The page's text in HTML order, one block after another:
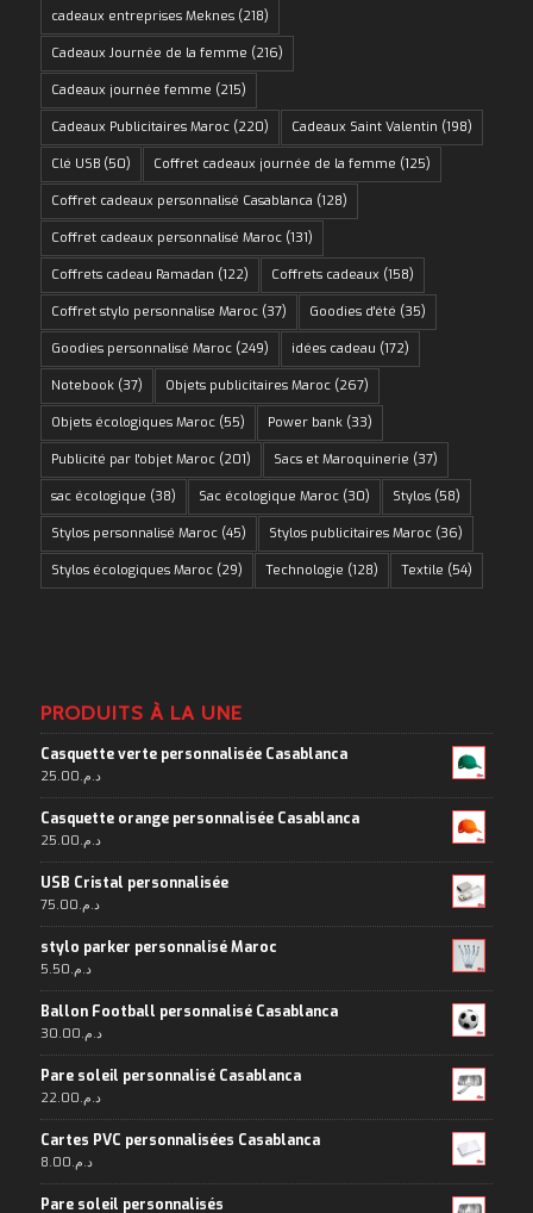
cadeaux entreprises Meknes(218)
Cadeaux Journée de la femme (216)
Cadeaux journée femme (215)
Cadeaux Publicitaires Maroc(220) Cadeaux Saint Valentin (198)
Clé USB(50) Coffret cadeaux journée de la femme (125)
Coffret cadeaux personnalisé Casablanca (128)
Coffret cadeaux personnalisé Maroc(131)
Coffrets cadeau Ramadan (122) Coffrets cadeaux (158)
Coffret stylo personnalise Maroc(37) Goodies d'été (35)
Goodies personnalisé Maroc(249) idées cadeau (172)
Notebook(37) Objets publicitaires Maroc(267)
Objets écologiques Maroc(55) Power bank(33)
Publicité par l'objet Maroc(201) Sacs et Maroquinerie (37)
sac écologique (38) Sac écologique Maroc(30) Stylos(58)
Stylos personnalisé Maroc(45) Stylos publicitaires Maroc(36)
Stylos écologiques Maroc(29) Technologie (128) Textile (54)
PRODUITS À LA UNE
Casquette verte personnalisée Casablanca
د.م.25.00
Casquette orange personnalisée Casablanca
د.م.25.00
USB Cristal personnalisée
د.م.75.00
stylo parker personnalisé Maroc
د.م.5.50
Ballon Football personnalisé Casablanca
د.م.30.00
Pare soleil personnalisé Casablanca
د.م.22.00
Cartes PVC personnalisées Casablanca
د.م.8.00
Pare soleil personnalisés